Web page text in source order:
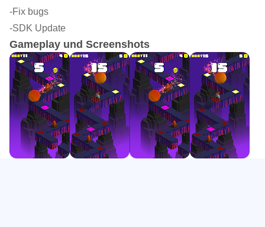
Freischalten.
*Zahlreiche Power-Ups und Upgrades helfen dir bei der
Flucht.
*Atemberaubende Grafik und Sound lassen dich in eine
Welt voller Abenteuer und Gefahren eintauchen.
*Starte die Herausforderung in Temple Escape Run und
versuche, dem Fluch der alten Tempel zu entkommen.
Jetzt herunterladen und dein Abenteuer beginnen!
-Fix bugs
-SDK Update
Gameplay und Screenshots